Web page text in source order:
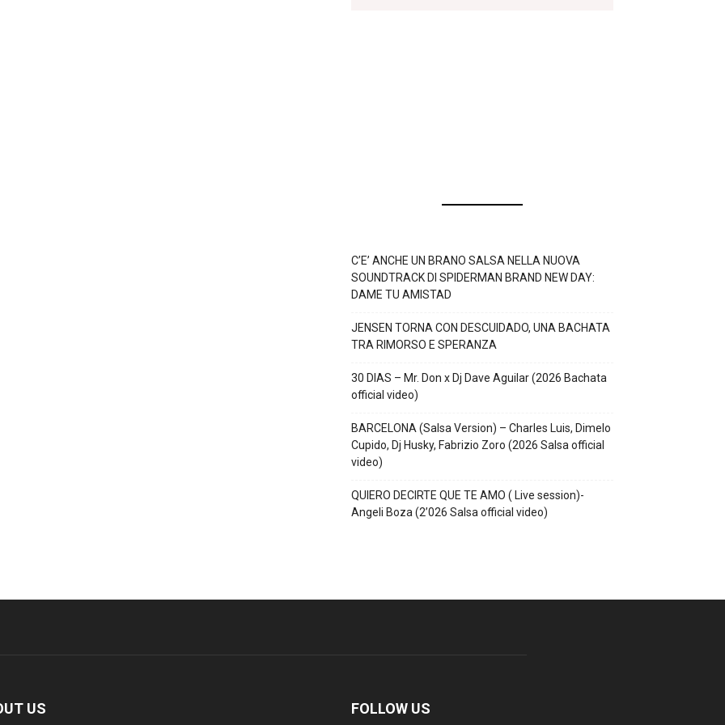
C’E’ ANCHE UN BRANO SALSA NELLA NUOVA
SOUNDTRACK DI SPIDERMAN BRAND NEW DAY:
DAME TU AMISTAD
JENSEN TORNA CON DESCUIDADO, UNA BACHATA
TRA RIMORSO E SPERANZA
30 DIAS – Mr. Don x Dj Dave Aguilar (2026 Bachata
official video)
BARCELONA (Salsa Version) – Charles Luis, Dimelo
Cupido, Dj Husky, Fabrizio Zoro (2026 Salsa official
video)
QUIERO DECIRTE QUE TE AMO ( Live session)-
Angeli Boza (2’026 Salsa official video)
US FOLLOW US